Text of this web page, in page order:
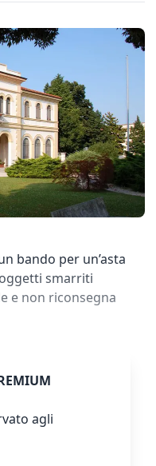
bando per un’asta
smarriti
e non riconsegna
agli